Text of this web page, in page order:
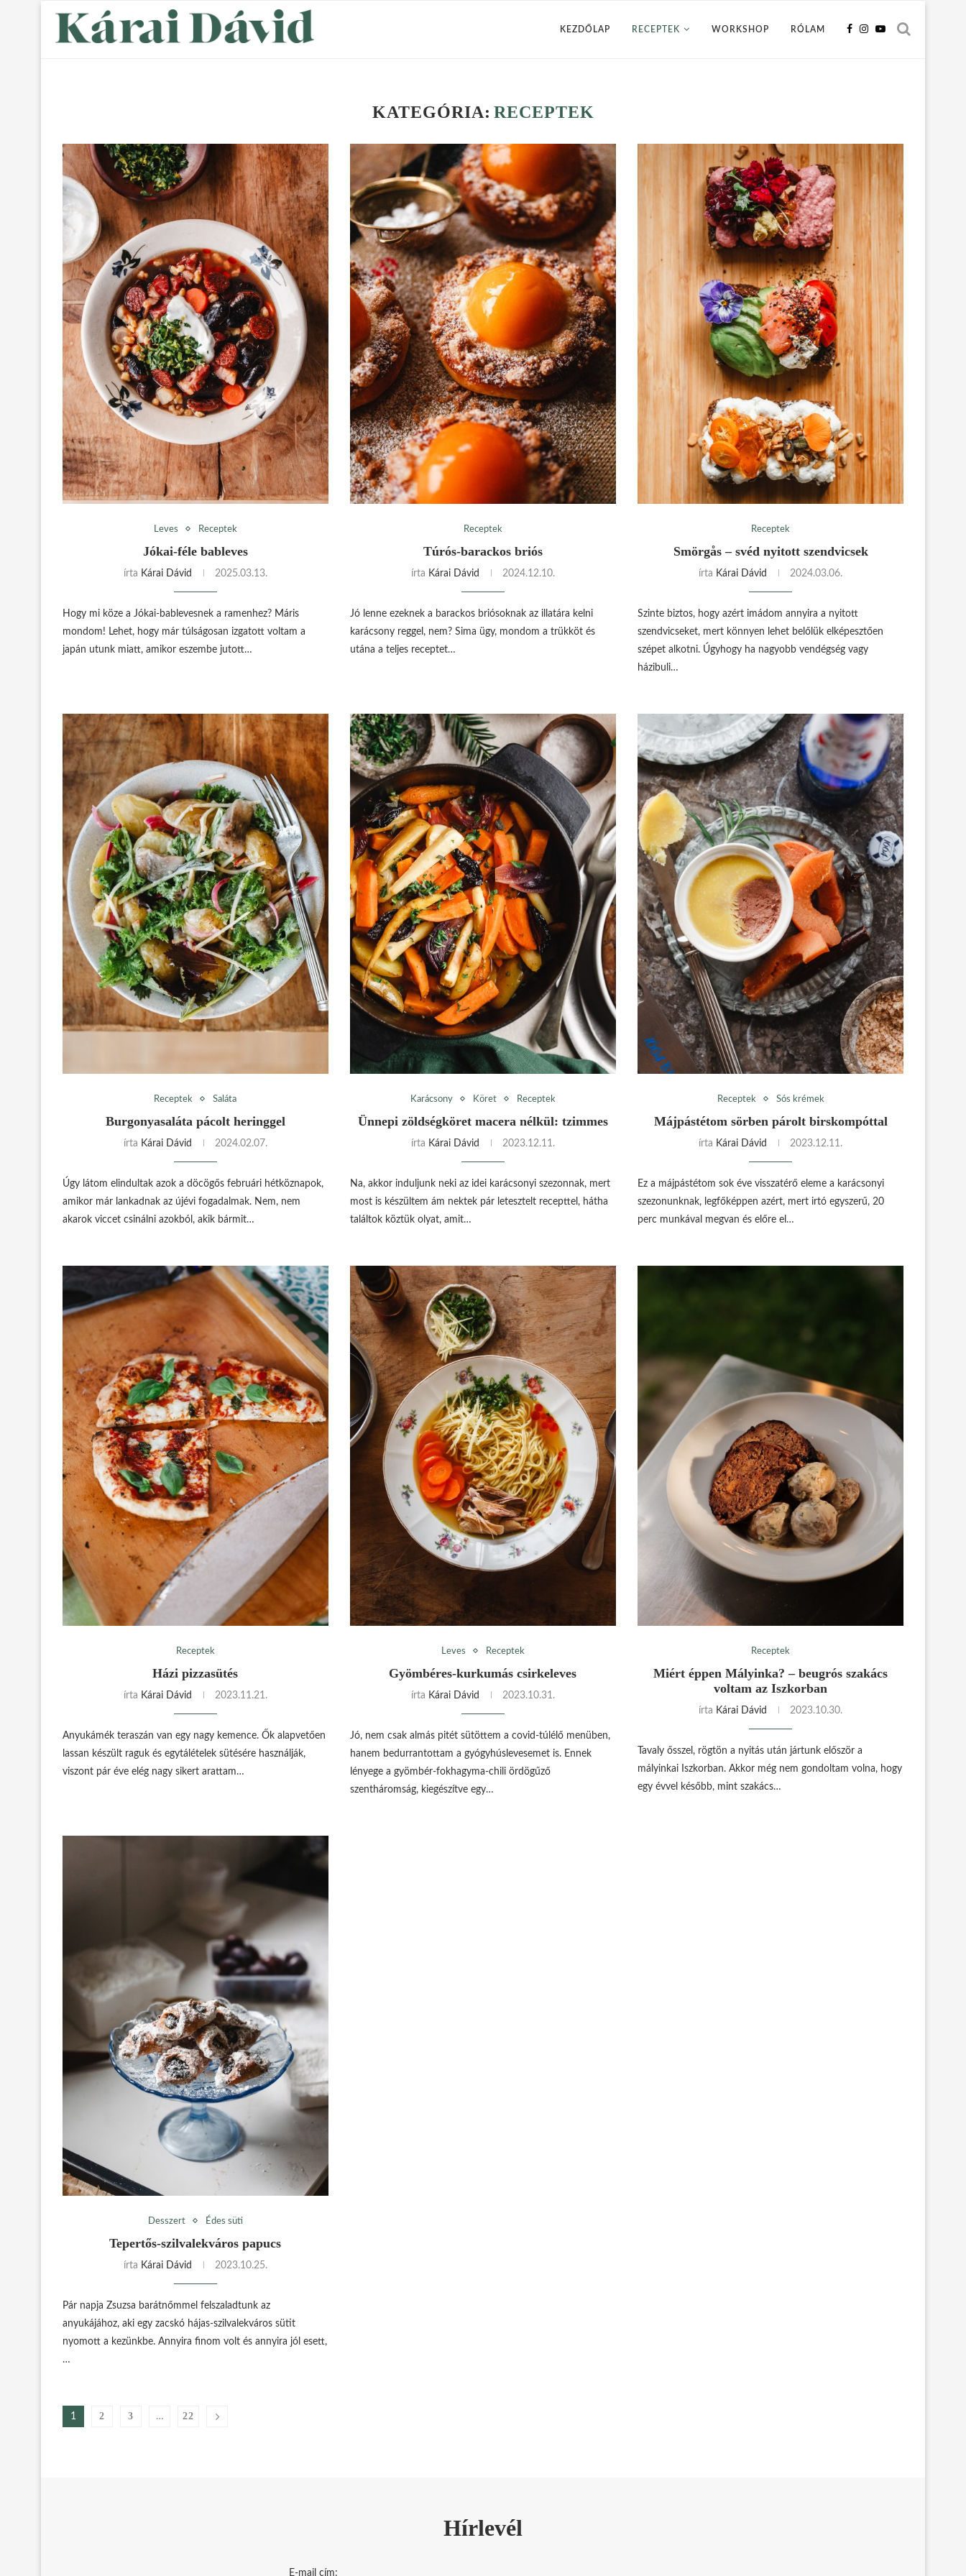
KEZDŐLAP RECEPTEK WORKSHOP RÓLAM
KATEGÓRIA: RECEPTEK
Leves Receptek
Jókai-féle bableves
írta Kárai Dávid 2025.03.13.
Hogy mi köze a Jókai-bablevesnek a ramenhez? Máris
mondom! Lehet, hogy már túlságosan izgatott voltam a
japán utunk miatt, amikor eszembe jutott…
Receptek
Túrós-barackos briós
írta Kárai Dávid 2024.12.10.
Jó lenne ezeknek a barackos briósoknak az illatára kelni
karácsony reggel, nem? Sima ügy, mondom a trükköt és
utána a teljes receptet…
Receptek
Smörgås – svéd nyitott szendvicsek
írta Kárai Dávid 2024.03.06.
Szinte biztos, hogy azért imádom annyira a nyitott
szendvicseket, mert könnyen lehet belőlük elképesztően
szépet alkotni. Úgyhogy ha nagyobb vendégség vagy
házibuli…
Receptek Saláta
Burgonyasaláta pácolt heringgel
írta Kárai Dávid 2024.02.07.
Úgy látom elindultak azok a döcögős februári hétköznapok,
amikor már lankadnak az újévi fogadalmak. Nem, nem
akarok viccet csinálni azokból, akik bármit…
Karácsony Köret Receptek
Ünnepi zöldségköret macera nélkül: tzimmes
írta Kárai Dávid 2023.12.11.
Na, akkor induljunk neki az idei karácsonyi szezonnak, mert
most is készültem ám nektek pár letesztelt recepttel, hátha
találtok köztük olyat, amit…
Receptek Sós krémek
Májpástétom sörben párolt birskompóttal
írta Kárai Dávid 2023.12.11.
Ez a májpástétom sok éve visszatérő eleme a karácsonyi
szezonunknak, legfőképpen azért, mert irtó egyszerű, 20
perc munkával megvan és előre el…
Receptek
Házi pizzasütés
írta Kárai Dávid 2023.11.21.
Anyukámék teraszán van egy nagy kemence. Ők alapvetően
lassan készült raguk és egytálételek sütésére használják,
viszont pár éve elég nagy sikert arattam…
Leves Receptek
Gyömbéres-kurkumás csirkeleves
írta Kárai Dávid 2023.10.31.
Jó, nem csak almás pitét sütöttem a covid-túlélő menüben,
hanem bedurrantottam a gyógyhúslevesemet is. Ennek
lényege a gyömbér-fokhagyma-chili ördögűző
szentháromság, kiegészítve egy…
Receptek
Miért éppen Mályinka? – beugrós szakács
voltam az Iszkorban
írta Kárai Dávid 2023.10.30.
Tavaly ősszel, rögtön a nyitás után jártunk először a
mályinkai Iszkorban. Akkor még nem gondoltam volna, hogy
egy évvel később, mint szakács…
Desszert Édes süti
Tepertős-szilvalekváros papucs
írta Kárai Dávid 2023.10.25.
Pár napja Zsuzsa barátnőmmel felszaladtunk az
anyukájához, aki egy zacskó hájas-szilvalekváros sütit
nyomott a kezünkbe. Annyira finom volt és annyira jól esett,
…
1 2 3 … 22
Hírlevél
E-mail cím: